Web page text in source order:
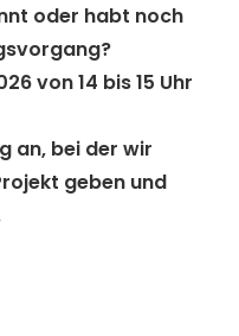
oder habt noch
von14 bis 15 Uhr
an, bei der wir
geben und